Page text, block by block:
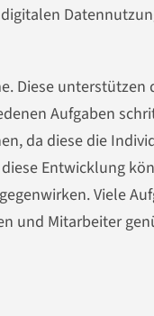
Diese
Aufgaben
da diese die
Entwicklung
Viele
und Mitarbeiter